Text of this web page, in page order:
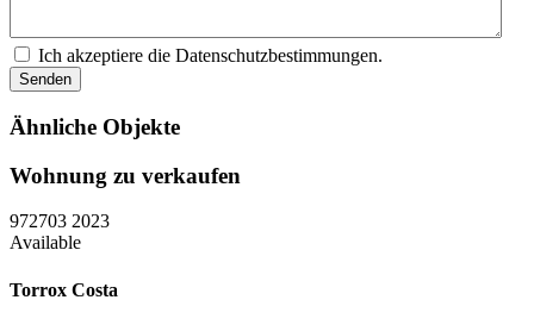
Ich akzeptiere die Datenschutzbestimmungen.
Ähnliche Objekte
Wohnung zu verkaufen
972703 2023
Available
Torrox Costa